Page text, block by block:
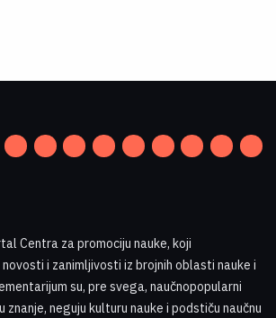
Centra za promociju nauke, koji
i zanimljivosti iz brojnih oblasti nauke i
su, pre svega, naučnopopularni
neguju kulturu nauke i podstiču naučnu